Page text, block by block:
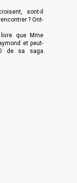
sont-il
? Ont-
que Mme
et peut-
de sa saga